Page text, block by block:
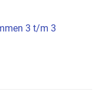
3 t/m 3